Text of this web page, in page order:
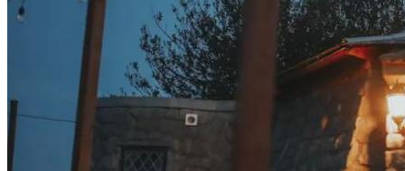
Почем «переобуться»? Разобрались
С Новыми Ценами На Зимнюю Резину